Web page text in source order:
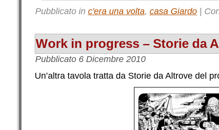
Pubblicato in c'era una volta, casa Giardo|
Work in progress – Storie da
Pubblicato 6 Dicembre 2010
Un’altra tavola tratta da Storie da Altrove del